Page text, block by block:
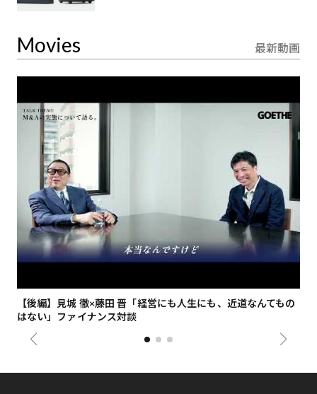
Movies 最新動画
【後編】見城 徹×藤田 晋「経営にも人生にも、近道なんてもの
はない」ファイナンス対談